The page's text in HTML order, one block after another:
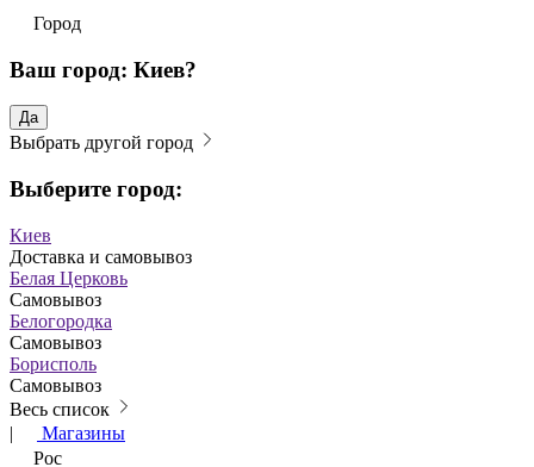
Город
Ваш город: Киев?
Да
Выбрать другой город
Выберите город:
Киев
Доставка и самовывоз
Белая Церковь
Самовывоз
Белогородка
Самовывоз
Борисполь
Самовывоз
Весь список
|
Магазины
Рос